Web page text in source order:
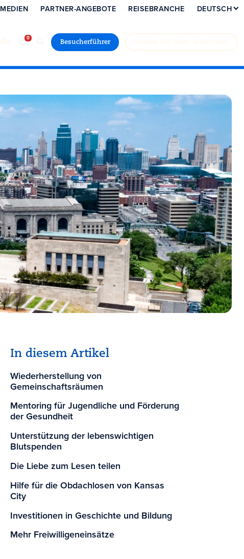
Besucherführer
MEDIEN PARTNER-ANGEBOTE REISEBRANCHE DEUTSCH
In diesem Artikel
Wiederherstellung von
Gemeinschaftsräumen
Mentoring für Jugendliche und Förderung
der Gesundheit
Unterstützung der lebenswichtigen
Blutspenden
Die Liebe zum Lesen teilen
Hilfe für die Obdachlosen von Kansas
City
Investitionen in Geschichte und Bildung
Mehr Freiwilligeneinsätze